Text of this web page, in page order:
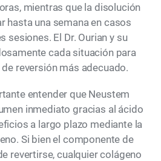
mientras que la disolución
hasta una semana en casos
sesiones. El Dr. Ourian y su
cada situación para
reversión más adecuado.
entender que Neustem
inmediato gracias al ácido
a largo plazo mediante la
Si bien el componente de
revertirse, cualquier colágeno